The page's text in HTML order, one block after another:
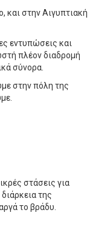
και στην Αιγυπτιακή
εντυπώσεις και
πλέον διαδρομή
σύνορα.
στην πόλη της
στάσεις για
της
το βράδυ.